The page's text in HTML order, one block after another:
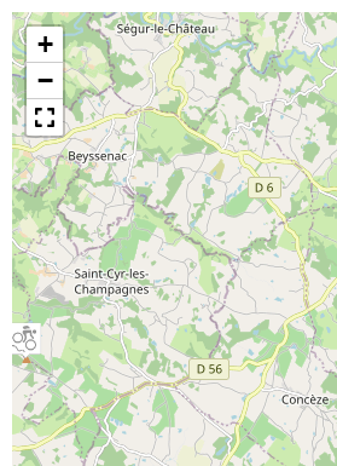
Trier par
Horodatage
+
−